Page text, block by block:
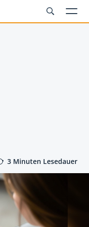
3 Minuten Lesedauer